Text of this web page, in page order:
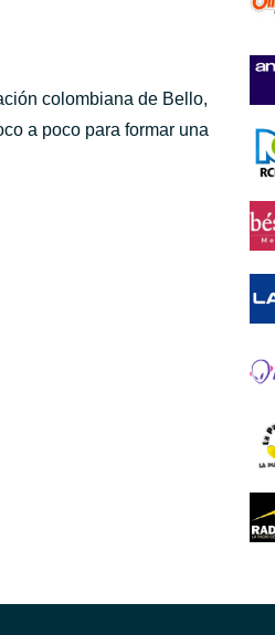
colombiana de Bello,
a poco para formar una